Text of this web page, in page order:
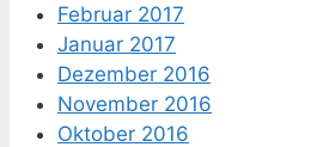
Februar 2017
Januar 2017
Dezember 2016
November 2016
Oktober 2016